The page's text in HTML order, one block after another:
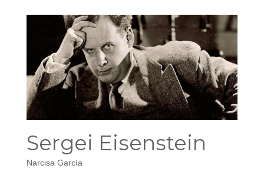
Sergei Eisenstein
Narcisa García